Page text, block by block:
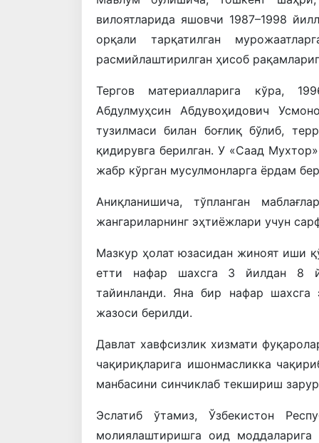
вилоятларида яшовчи 1987–1998
орқали тарқатилган
расмийлаштирилган ҳисоб
Тергов материалларига кўра,
Абдулмуҳсин Абдувоҳидович
тузилмаси билан боғлиқ бўлиб,
қидирувга берилган. У «Саад
жабр кўрган мусулмонларга ёрдам
Аниқланишича, тўпланган
жангариларнинг эҳтиёжлари учун
Мазкур ҳолат юзасидан жиноят иши
етти нафар шахсга 3 йилдан 8
тайинланди. Яна бир нафар
жазоси берилди.
Давлат хавфсизлик хизмати
чақириқларига ишонмасликка
манбасини синчиклаб текшириш
Эслатиб ўтамиз, Ўзбекистон
молиялаштиришга оид